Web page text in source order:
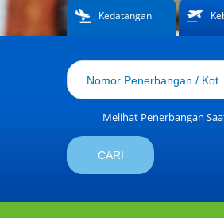
Kedatangan
Melihat Penerbangan